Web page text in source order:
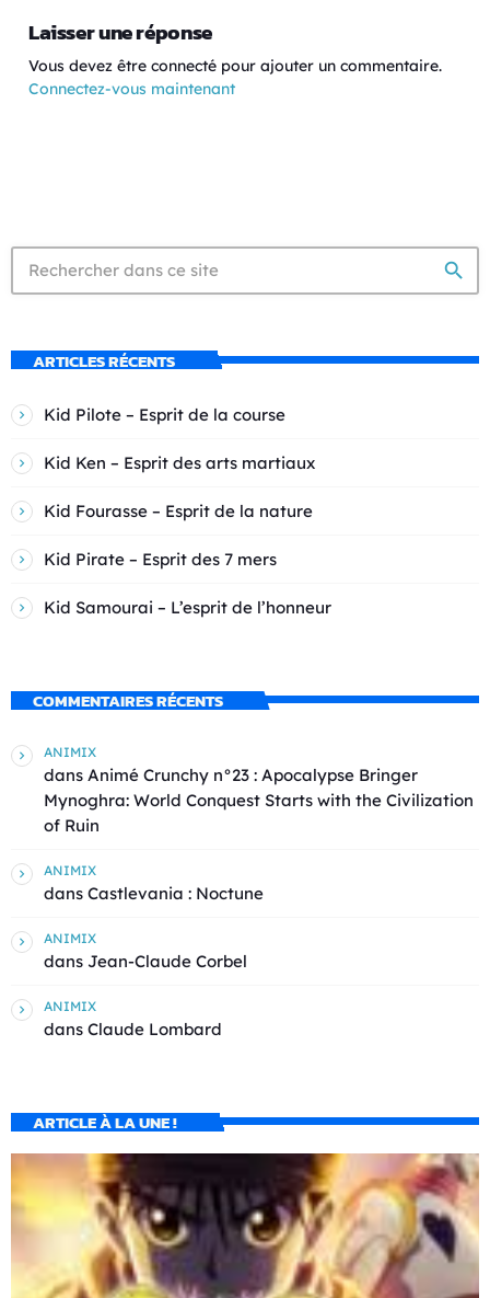
Laisser une réponse
Vous devez être connecté pour ajouter un commentaire.
Connectez-vous maintenant
search
ARTICLES RÉCENTS
Kid Pilote – Esprit de la course
Kid Ken – Esprit des arts martiaux
Kid Fourasse – Esprit de la nature
Kid Pirate – Esprit des 7 mers
Kid Samourai – L’esprit de l’honneur
COMMENTAIRES RÉCENTS
ANIMIX
dans Animé Crunchy n°23 : Apocalypse Bringer
Mynoghra: World Conquest Starts with the Civilization
of Ruin
ANIMIX
dans Castlevania : Noctune
ANIMIX
dans Jean-Claude Corbel
ANIMIX
dans Claude Lombard
ARTICLE À LA UNE !